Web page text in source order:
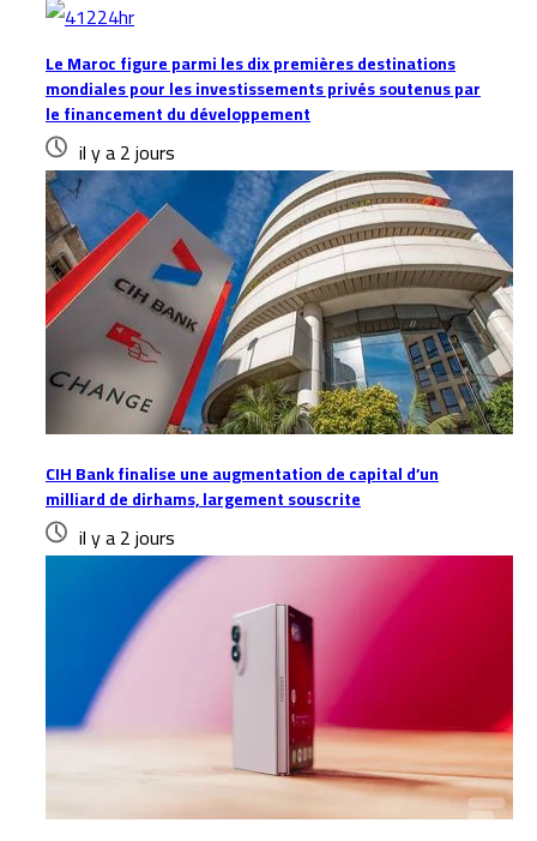
Le Maroc figure parmi les dix premières destinations
mondiales pour les investissements privés soutenus par
le financement du développement
il y a 2 jours
CIH Bank finalise une augmentation de capital d’un
milliard de dirhams, largement souscrite
il y a 2 jours